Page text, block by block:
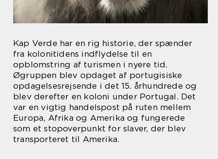
Kap Verde har en rig historie, der spænder
fra kolonitidens indflydelse til en
opblomstring af turismen i nyere tid.
Øgruppen blev opdaget af portugisiske
opdagelsesrejsende i det 15. århundrede og
blev derefter en koloni under Portugal. Det
var en vigtig handelspost på ruten mellem
Europa, Afrika og Amerika og fungerede
som et stopoverpunkt for slaver, der blev
transporteret til Amerika.